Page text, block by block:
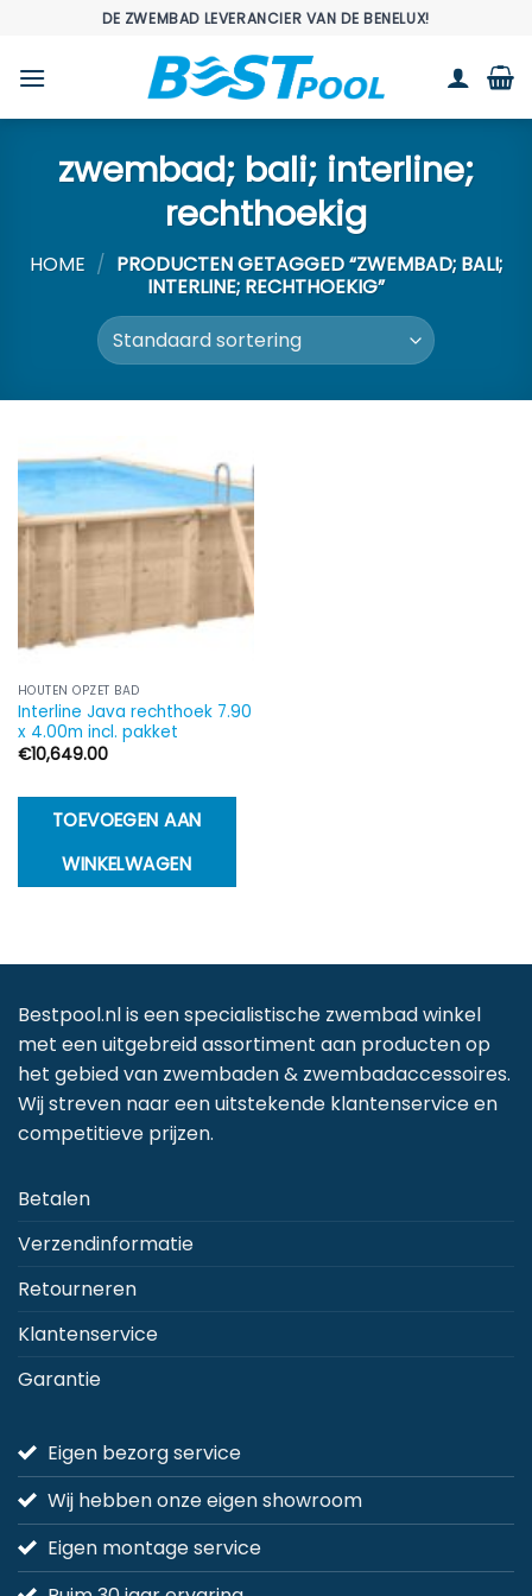
inhoud
DE ZWEMBAD LEVERANCIER VAN DE BENELUX!
zwembad; bali; interline;
rechthoekig
HOME / PRODUCTEN GETAGGED “ZWEMBAD; BALI;
INTERLINE; RECHTHOEKIG”
HOUTEN OPZET BAD
Interline Java rechthoek 7.90
x 4.00m incl. pakket
€10,649.00
TOEVOEGEN AAN
WINKELWAGEN
Bestpool.nl is een specialistische zwembad winkel
met een uitgebreid assortiment aan producten op
het gebied van zwembaden & zwembadaccessoires.
Wij streven naar een uitstekende klantenservice en
competitieve prijzen.
Betalen
Verzendinformatie
Retourneren
Klantenservice
Garantie
Eigen bezorg service
Wij hebben onze eigen showroom
Eigen montage service